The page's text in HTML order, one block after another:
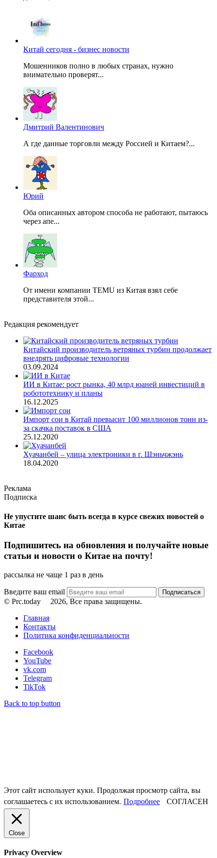
Китай сегодня - бизнес новости
Мошенников полно в любых странах, нужно
внимательно проверят...
Дмитрий Валентинович
А где данные торговли между Россией и Китаем?...
Юрий
Оба описанных автором способа не работают, пытаюсь
через апе...
Фарход
От имени компании TEMU из Китая взял себе
представителя этой...
Редакция рекомендует
Китайский производитель ветряных турбин продолжает
внедрять цифровые технологии
03.09.2024
ИИ в Китае: рост рынка, 40 млрд юаней инвестиций в
робототехнику и планы
16.12.2025
Импорт сои в Китай превысит 100 миллионов тонн из-
за скачка поставок в США
25.12.2020
Хуачанбей – улица электроники в г. Шэньчжэнь
18.04.2020
Реклама
Подписка
Не упустите шанс быть всегда в курсе свежих новостей о
Китае
Подпишитесь на обновления и получайте новые
статьи и новости о Китае на почту!
рассылка не чаще 1 раз в день
Введите ваш email
© Prc.today
2026, Все права защищены.
Главная
Контакты
Политика конфиденциальности
Facebook
YouTube
vk.com
Telegram
TikTok
Back to top button
Этот сайт использует куки. Продолжая просмотр сайта, вы
соглашаетесь с их использованием. Подробнее СОГЛАСЕН
Close
Privacy Overview